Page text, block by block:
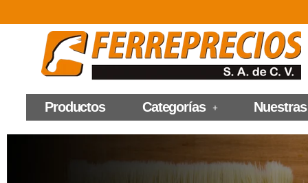
Productos Categorías